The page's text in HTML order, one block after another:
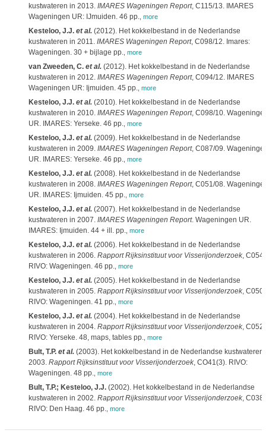
kustwateren in 2013. IMARES Wageningen Report, C115/13. IMARES
Wageningen UR: IJmuiden. 46 pp. more
Kesteloo, J.J. et al.(2012). Het kokkelbestand in de Nederlandse
kustwateren in 2011. IMARES Wageningen Report, C098/12. Imares:
Wageningen. 30 + bijlage pp. more
van Zweeden, C. et al.(2012). Het kokkelbestand in de Nederlandse
kustwateren in 2012. IMARES Wageningen Report, C094/12. IMARES
Wageningen UR: Ijmuiden. 45 pp. more
Kesteloo, J.J. et al.(2010). Het kokkelbestand in de Nederlandse
kustwateren in 2010. IMARES Wageningen Report, C098/10.
UR. IMARES: Yerseke. 46 pp. more
Kesteloo, J.J. et al.(2009). Het kokkelbestand in de Nederlandse
kustwateren in 2009. IMARES Wageningen Report, C087/09.
UR. IMARES: Yerseke. 46 pp. more
Kesteloo, J.J. et al.(2008). Het kokkelbestand in de Nederlandse
kustwateren in 2008. IMARES Wageningen Report, C051/08.
UR. IMARES: Ijmuiden. 45 pp. more
Kesteloo, J.J. et al.(2007). Het kokkelbestand in de Nederlandse
kustwateren in 2007. IMARES Wageningen Report. Wageningen UR.
IMARES: Ijmuiden. 44 + ill. pp. more
Kesteloo, J.J. et al.(2006). Het kokkelbestand in de Nederlandse
kustwateren in 2006. Rapport Rijksinstituut voor Visserijonderzoek,
RIVO: Wageningen. 46 pp. more
Kesteloo, J.J. et al.(2005). Het kokkelbestand in de Nederlandse
kustwateren in 2005. Rapport Rijksinstituut voor Visserijonderzoek,
RIVO: Wageningen. 41 pp. more
Kesteloo, J.J. et al.(2004). Het kokkelbestand in de Nederlandse
kustwateren in 2004. Rapport Rijksinstituut voor Visserijonderzoek,
RIVO: Yerseke. 48, maps, tables pp. more
Bult, T.P. et al.(2003). Het kokkelbestand in de Nederlandse kustwateren
2003. Rapport Rijksinstituut voor Visserijonderzoek, CO41(3). RIVO:
Wageningen. 48 pp. more
Bult, T.P.; Kesteloo, J.J.(2002). Het kokkelbestand in de Nederlandse
kustwateren in 2002. Rapport Rijksinstituut voor Visserijonderzoek,
RIVO: Den Haag. 46 pp. more